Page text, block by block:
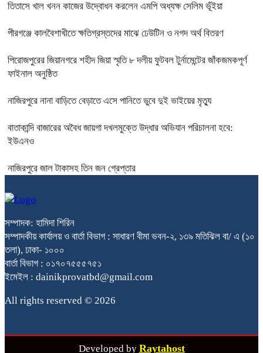
তিতাসে খাল খনন কাজের উদ্বোধন করলেন এমপি অধ্যক্ষ সেলিম ভূঁইয়া
পীরগঞ্জে কালবৈশাখীতে ক্ষতিগ্রস্তদের মাঝে ঢেউটিন ও নগদ অর্থ বিতরণ
পিরোজপুরের জিয়ানগরে শহীদ জিয়া স্মৃতি ৮ দলীয় ফুটবল টুর্নামেন্টের জাঁকজমকপূর্ণ
ফাইনাল অনুষ্ঠিত
নাজিরপুরে নানা বাড়িতে বেড়াতে এসে পানিতে ডুবে দুই ভাইয়ের মৃত্যু
বাতাকান্দি বাজারের অবৈধ জায়গা দখলমুক্তে উদ্ধার অভিযান পরিচালনা হবে:
ইউএনও
নাজিরপুরে জাল টাকাসহ তিন জন গ্রেপ্তার
সম্পাদক: হামিদা শিরিন
সম্পাদকীয় কার্যালয় ও বার্তা বিভাগ : সাধারণ বীমা ভবন-২, ১৩৯ মতিঝিল বা/ এ (১০
তলা), ঢাকা- ১০০০
বার্তা বিভাগ : ০১৭০৭৫৫৫৭৫১
ইমেইল : dainikprovatbd@gmail.com
All rights reserved © 2026
Developed by Raytahost